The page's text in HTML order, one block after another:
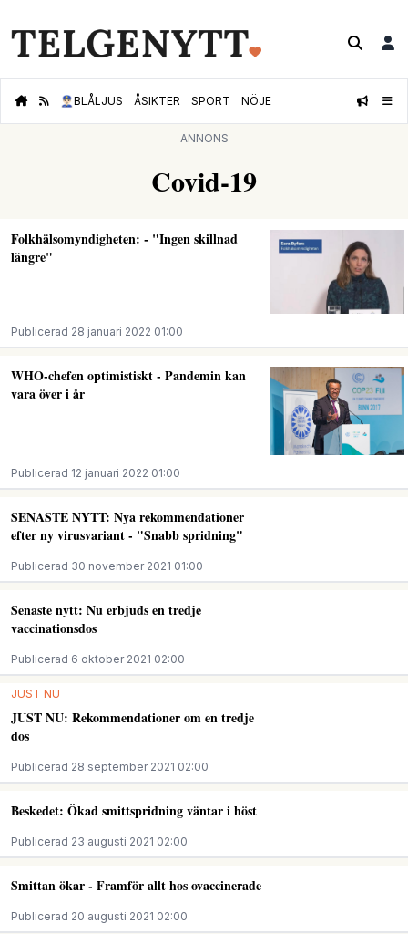
👮🏻‍♂️BLÅLJUS ÅSIKTER SPORT NÖJE
ANNONS
Covid-19
Folkhälsomyndigheten: - "Ingen skillnad
längre"
Publicerad 28 januari 2022 01:00
WHO-chefen optimistiskt - Pandemin kan
vara över i år
Publicerad 12 januari 2022 01:00
SENASTE NYTT: Nya rekommendationer
efter ny virusvariant - "Snabb spridning"
Publicerad 30 november 2021 01:00
Senaste nytt: Nu erbjuds en tredje
vaccinationsdos
Publicerad 6 oktober 2021 02:00
JUST NU
JUST NU: Rekommendationer om en tredje
dos
Publicerad 28 september 2021 02:00
Beskedet: Ökad smittspridning väntar i höst
Publicerad 23 augusti 2021 02:00
Smittan ökar - Framför allt hos ovaccinerade
Publicerad 20 augusti 2021 02:00